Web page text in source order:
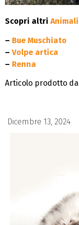
Scopri altri
– Bue Muschiato
– Volpe artica
– Renna
Articolo prodotto da
Dicembre 13, 2024